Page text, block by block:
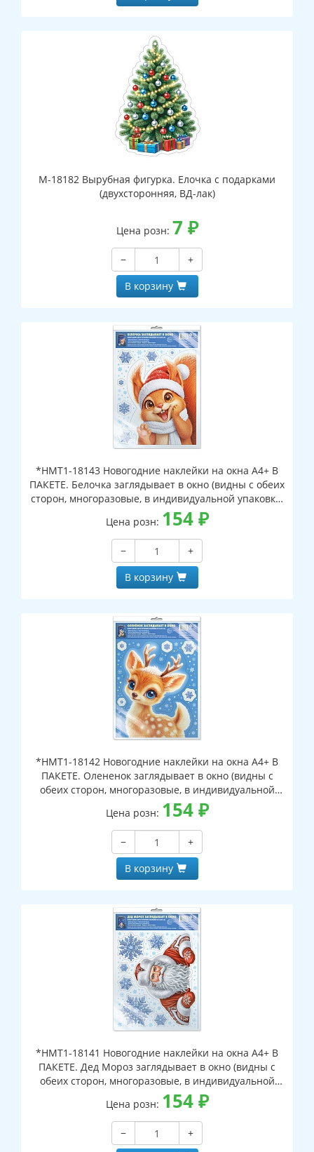
М-18182 Вырубная фигурка. Елочка с подарками
(двухсторонняя, ВД-лак)
Цена розн: 7 ₽
−
+
В корзину
*НМТ1-18143 Новогодние наклейки на окна А4+ В
ПАКЕТЕ. Белочка заглядывает в окно (видны с обеих
сторон, многоразовые, в индивидуальной упаковке,
с европодвесом и клеевым клапаном)
Цена розн: 154₽
−
+
В корзину
*НМТ1-18142 Новогодние наклейки на окна А4+ В
ПАКЕТЕ. Олененок заглядывает в окно (видны с
обеих сторон, многоразовые, в индивидуальной
упаковке, с европодвесом и клеевым клапаном)
Цена розн: 154₽
−
+
В корзину
*НМТ1-18141 Новогодние наклейки на окна А4+ В
ПАКЕТЕ. Дед Мороз заглядывает в окно (видны с
обеих сторон, многоразовые, в индивидуальной
упаковке, с европодвесом и клеевым клапаном)
Цена розн: 154₽
−
+